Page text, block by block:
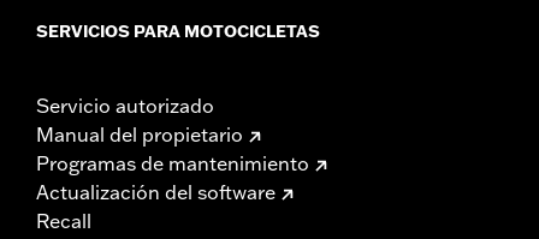
SERVICIOS PARA MOTOCICLETAS
Servicio autorizado
Manual del propietario
Programas de mantenimiento
Actualización del software
Recall